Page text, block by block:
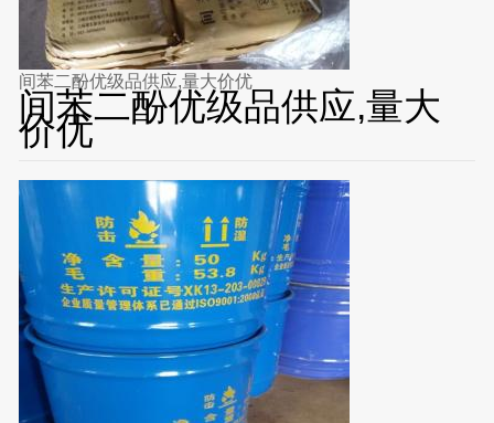
间苯二酚优级品供应,量大价优
间苯二酚优级品供应,量大
价优